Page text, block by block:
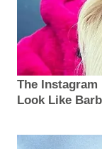
The Instagram
Look Like